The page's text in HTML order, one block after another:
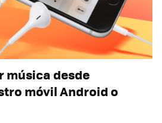
música desde
móvil Android o